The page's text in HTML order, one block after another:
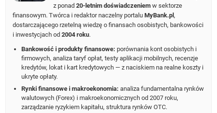
z ponad20-letnim doświadczeniem w sektorze
finansowym. Twórca i redaktor naczelny portaluMyBank.pl,
dostarczającego rzetelną wiedzę o finansach osobistych, bankowości
i inwestycjach od2004 roku.
Bankowość i produkty finansowe: porównania kont osobistych i
firmowych, analiza taryf opłat, testy aplikacji mobilnych, recenzje
kredytów, lokat i kart kredytowych — z naciskiem na realne koszty i
ukryte opłaty.
Rynki finansowe i makroekonomia: analiza fundamentalna rynków
walutowych (Forex) i makroekonomicznych od 2007 roku,
zarządzanie ryzykiem kapitału, struktura rynków OTC.